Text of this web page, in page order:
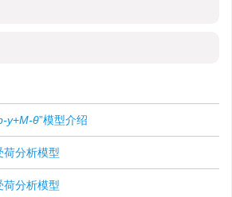
y+M-θ”模型介绍
分析模型
分析模型